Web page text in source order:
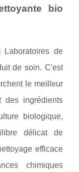
bio
Laboratoires de
de soin. C'est
le meilleur
des ingrédients
biologique,
délicat de
efficace
chimiques